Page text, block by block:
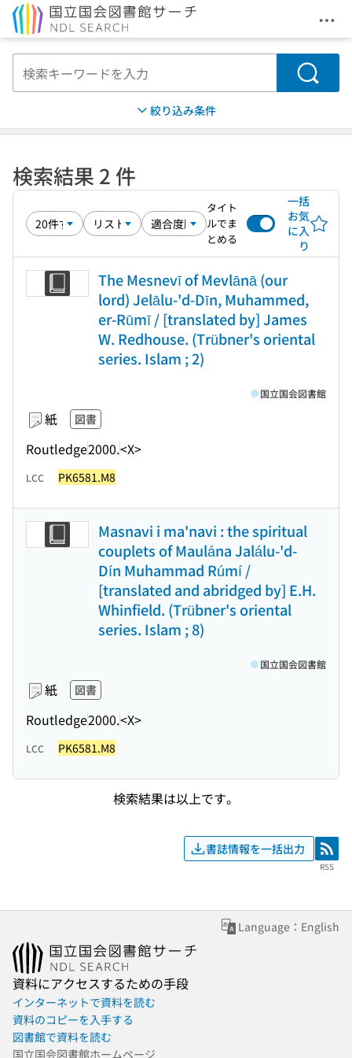
メ
検索
絞り込み条件
検索結果 2 件
タイト
ルでま
とめる
一括
お気
に入
り
The Mesnevī of Mevlānā (our
lord) Jelālu-'d-Dīn, Muhammed,
er-Rūmī / [translated by] James
W. Redhouse. (Trübner's oriental
series. Islam ; 2)
紙 図書
Routledge2000.<X>
国立国会図書館
LCC PK6581.M8
Masnavi i ma'navi : the spiritual
couplets of Maulána Jalálu-'d-
Dín Muhammad Rúmí /
[translated and abridged by] E.H.
Whinfield. (Trübner's oriental
series. Islam ; 8)
紙 図書
Routledge2000.<X>
国立国会図書館
LCC PK6581.M8
検索結果は以上です。
書誌情報を一括出力 RSS
RSS
Language：English
資料にアクセスするための手段
インターネットで資料を読む
資料のコピーを入手する
図書館で資料を読む
国立国会図書館ホームページ